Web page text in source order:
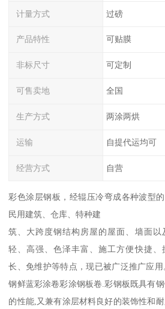
计量方式 过磅
产品特性 可贴膜
非标尺寸 可定制
可售卖地 全国
生产方式 两涂两烘
运输 自提代运均可
经营方式 自营
彩色涂层钢板，经辊压冷弯成各种波型
民用建筑、仓库、特种建
筑、大跨度钢结构房屋的屋面、墙面
轻、高强、色泽丰富、施工方便快捷、
长、免维护等特点，现已被广泛推广应
钢鲜蓝彩涂卷彩涂钢板卷.彩钢板既具有
的性能,又兼有涂层材料良好的装饰性和